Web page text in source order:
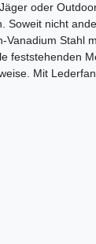
oder
Soweit nicht
Stahl
feststehenden
Mit